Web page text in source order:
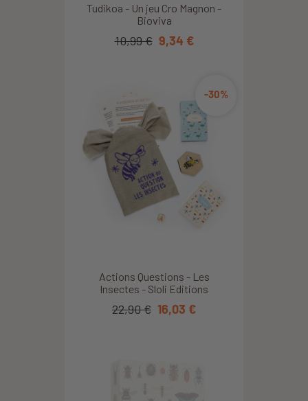
Tudikoa - Un jeu Cro Magnon -
Bioviva
10,99 € 9,34 €
Actions Questions - Les
Insectes - Sloli Editions
-30%
22,90 € 16,03 €